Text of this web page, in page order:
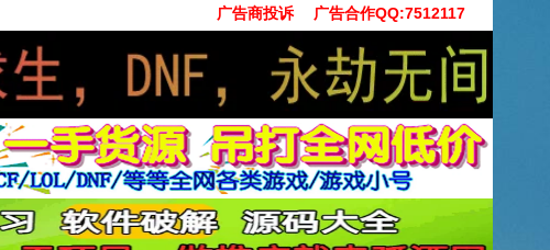
广告商投诉 广告合作QQ:7512117